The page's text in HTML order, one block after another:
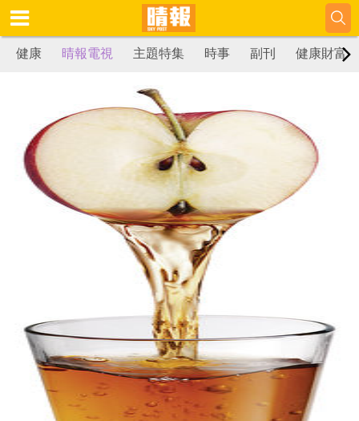
健康 晴報電視 主題特集 時事 副刊 健康財富